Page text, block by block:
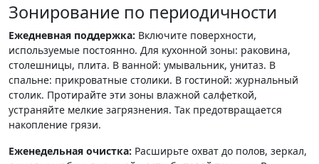
Зонирование по периодичности
Ежедневная поддержка: Включите поверхности,
используемые постоянно. Для кухонной зоны: раковина,
столешницы, плита. В ванной: умывальник, унитаз. В
спальне: прикроватные столики. В гостиной: журнальный
столик. Протирайте эти зоны влажной салфеткой,
устраняйте мелкие загрязнения. Так предотвращается
накопление грязи.
Еженедельная очистка: Расширьте охват до полов, зеркал,